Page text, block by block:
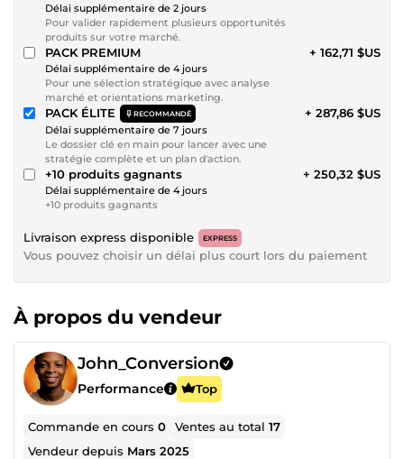
Délai supplémentaire de 2 jours
Pour valider rapidement plusieurs opportunités
produits sur votre marché.
PACK PREMIUM
Délai supplémentaire de 4 jours
Pour une sélection stratégique avec analyse
marché et orientations marketing.
+ 162,71 $US
PACK ÉLITE RECOMMANDÉ
Délai supplémentaire de 7 jours
Le dossier clé en main pour lancer avec une
stratégie complète et un plan d'action.
+ 287,86 $US
+10 produits gagnants
Délai supplémentaire de 4 jours
+10 produits gagnants
+ 250,32 $US
Livraison express disponible EXPRESS
Vous pouvez choisir un délai plus court lors du paiement
À propos du vendeur
John_Conversion
Performance Top
Commande en cours0 Ventes au total17
Vendeur depuis Mars 2025